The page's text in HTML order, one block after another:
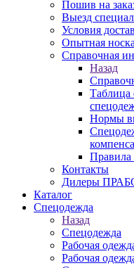
Пошив на
Выезд
Условия
Опытная носка
Справочная
Назад
Таблица
Нормы
Правила
Контакты
Дилеры
Каталог
Спецодежда
Назад
Спецодежда
Рабочая
Рабочая